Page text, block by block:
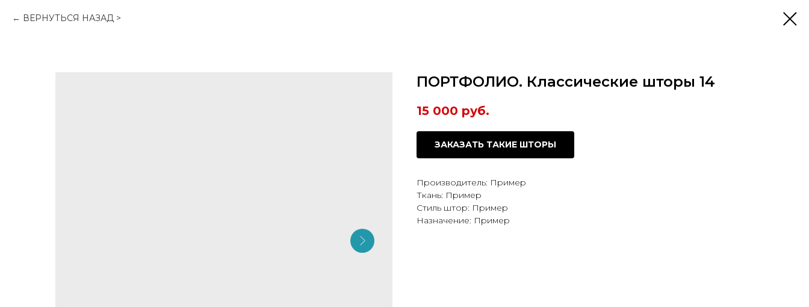
ВЕРНУТЬСЯ НАЗАД >
ПОРТФОЛИО. Классические шторы 14
15 000 руб.
ЗАКАЗАТЬ ТАКИЕ ШТОРЫ
Производитель: Пример
Ткань: Пример
Стиль штор: Пример
Назначение: Пример